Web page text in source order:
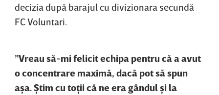
decizia după barajul cu divizionara secundă
FC Voluntari.
”Vreau să-mi felicit echipa pentru că a avut
o concentrare maximă, dacă pot să spun
aşa. Ştim cu toţii că ne era gândul şi la